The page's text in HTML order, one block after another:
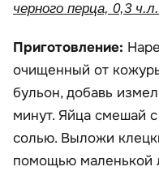
черного перца, 0,3
Приготовление:
очищенный от
бульон, добавь
минут. Яйца смешай
солью. Выложи
помощью маленькой